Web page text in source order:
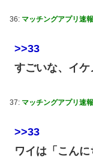
36: マッチングアプリ速報
>>33
すごいな、イ
37: マッチングアプリ速報
>>33
ワイは「こん